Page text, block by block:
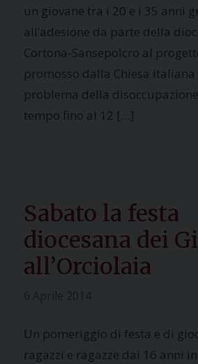
un giovane tra i 20 e i 35 anni
all’adesione da parte della
Cortona-Sansepolcro al
promosso dalla Chiesa
problema della disoccupazione
tempo fino al 12 […]
Sabato la festa
diocesana dei
all’Orciolaia
Un pomeriggio di festa e di
ragazzi e ragazze dai 16 anni in